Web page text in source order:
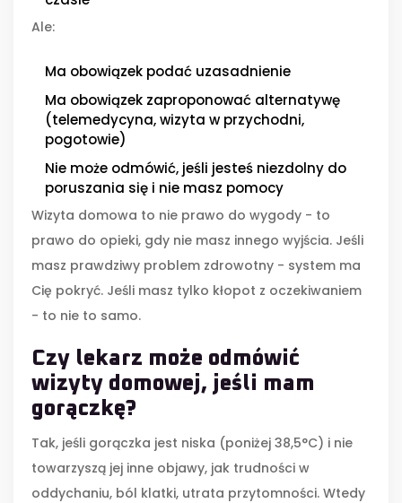
Ale:
Ma obowiązek podać uzasadnienie
Ma obowiązek zaproponować alternatywę
(telemedycyna, wizyta w przychodni,
pogotowie)
Nie może odmówić, jeśli jesteś niezdolny do
poruszania się i nie masz pomocy
Wizyta domowa to nie prawo do wygody - to
prawo do opieki, gdy nie masz innego wyjścia. Jeśli
masz prawdziwy problem zdrowotny - system ma
Cię pokryć. Jeśli masz tylko kłopot z oczekiwaniem
- to nie to samo.
Czy lekarz może odmówić
wizyty domowej, jeśli mam
gorączkę?
Tak, jeśli gorączka jest niska (poniżej 38,5°C) i nie
towarzyszą jej inne objawy, jak trudności w
oddychaniu, ból klatki, utrata przytomności. Wtedy